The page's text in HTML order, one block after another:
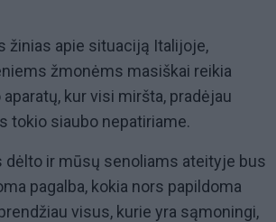
žinias apie situaciją Italijoje,
žmonėms masiškai reikia
kur visi miršta, pradėjau
tokio siaubo nepatiriame.
dėlto ir mūsų senoliams ateityje bus
pagalba, kokia nors papildoma
visus, kurie yra sąmoningi,